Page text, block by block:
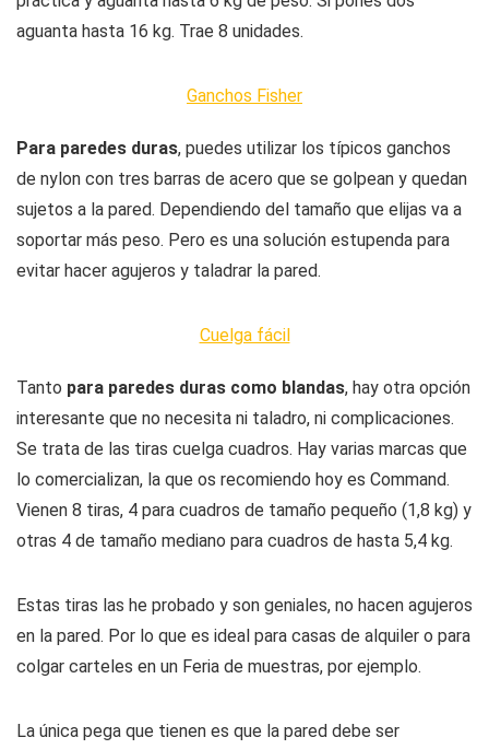
aguanta hasta 16 kg. Trae 8 unidades.
Ganchos Fisher
Para paredes duras, puedes utilizar los típicos ganchos
de nylon con tres barras de acero que se golpean y quedan
sujetos a la pared. Dependiendo del tamaño que elijas va a
soportar más peso. Pero es una solución estupenda para
evitar hacer agujeros y taladrar la pared.
Cuelga fácil
Tanto para paredes duras como blandas, hay otra opción
interesante que no necesita ni taladro, ni complicaciones.
Se trata de las tiras cuelga cuadros. Hay varias marcas que
lo comercializan, la que os recomiendo hoy es Command.
Vienen 8 tiras, 4 para cuadros de tamaño pequeño (1,8 kg) y
otras 4 de tamaño mediano para cuadros de hasta 5,4 kg.
Estas tiras las he probado y son geniales, no hacen agujeros
en la pared. Por lo que es ideal para casas de alquiler o para
colgar carteles en un Feria de muestras, por ejemplo.
La única pega que tienen es que la pared debe ser